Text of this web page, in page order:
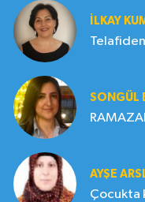
İLKAY
SONGÜL
AYŞE
Çocukta